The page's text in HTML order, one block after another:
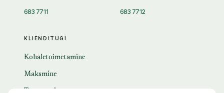
KLIENDITUGI
Kohaletoimetamine
Maksmine
683 7711 683 7712